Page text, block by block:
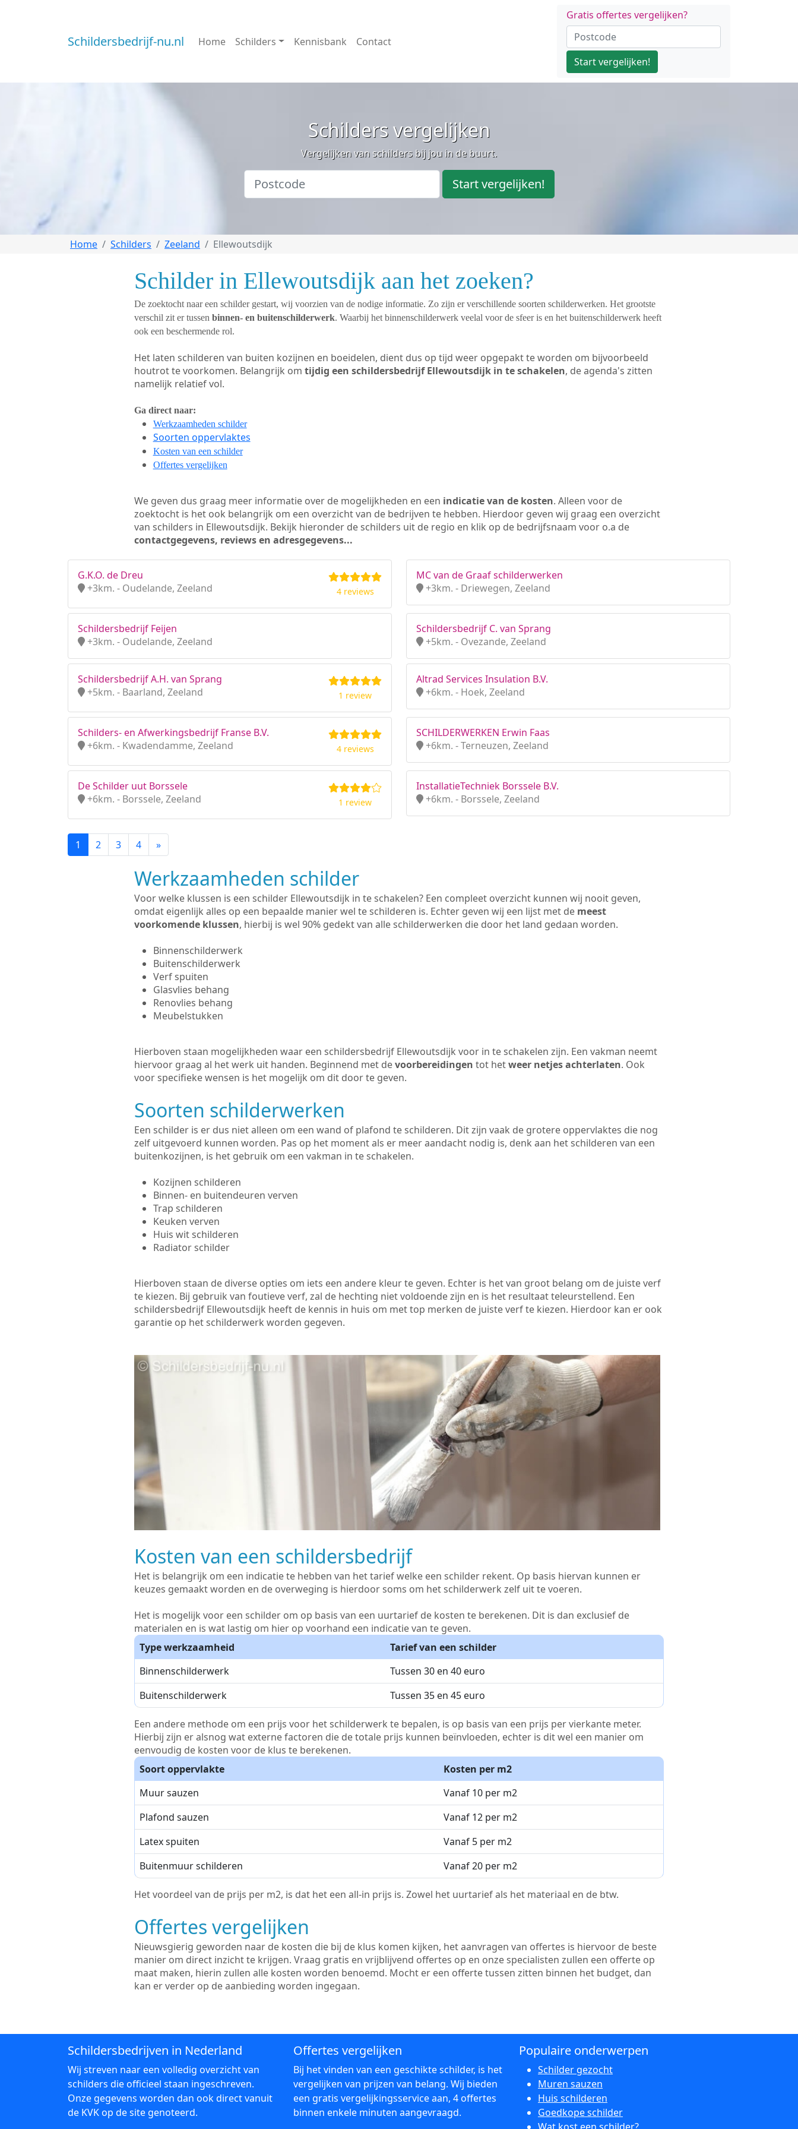
Schildersbedrijf-nu.nl Home Schilders Kennisbank Contact
Gratis offertes vergelijken?
Start vergelijken!
Schilders vergelijken
Vergelijken van schilders bij jou in de buurt.
Start vergelijken!
Home Schilders Zeeland Ellewoutsdijk
Schilder in Ellewoutsdijk aan het zoeken?
De zoektocht naar een schilder gestart, wij voorzien van de nodige informatie. Zo zijn er verschillende soorten schilderwerken. Het grootste
verschil zit er tussen binnen- en buitenschilderwerk. Waarbij het binnenschilderwerk veelal voor de sfeer is en het buitenschilderwerk heeft
ook een beschermende rol.
Het laten schilderen van buiten kozijnen en boeidelen, dient dus op tijd weer opgepakt te worden om bijvoorbeeld
houtrot te voorkomen. Belangrijk om tijdig een schildersbedrijf Ellewoutsdijk in te schakelen, de agenda's zitten
namelijk relatief vol.
Ga direct naar:
Werkzaamheden schilder
Soorten oppervlaktes
Kosten van een schilder
Offertes vergelijken
We geven dus graag meer informatie over de mogelijkheden en een indicatie van de kosten. Alleen voor de
zoektocht is het ook belangrijk om een overzicht van de bedrijven te hebben. Hierdoor geven wij graag een overzicht
van schilders in Ellewoutsdijk. Bekijk hieronder de schilders uit de regio en klik op de bedrijfsnaam voor o.a de
contactgegevens, reviews en adresgegevens...
G.K.O. de Dreu
+3km. - Oudelande, Zeeland
4 reviews
MC van de Graaf schilderwerken
+3km. - Driewegen, Zeeland
Schildersbedrijf Feijen
+3km. - Oudelande, Zeeland
Schildersbedrijf C. van Sprang
+5km. - Ovezande, Zeeland
Schildersbedrijf A.H. van Sprang
+5km. - Baarland, Zeeland
1 review
Altrad Services Insulation B.V.
+6km. - Hoek, Zeeland
Schilders- en Afwerkingsbedrijf Franse B.V.
+6km. - Kwadendamme, Zeeland
4 reviews
SCHILDERWERKEN Erwin Faas
+6km. - Terneuzen, Zeeland
De Schilder uut Borssele
+6km. - Borssele, Zeeland
1 review
InstallatieTechniek Borssele B.V.
+6km. - Borssele, Zeeland
1 2 3 4 »
Werkzaamheden schilder
Voor welke klussen is een schilder Ellewoutsdijk in te schakelen? Een compleet overzicht kunnen wij nooit geven,
omdat eigenlijk alles op een bepaalde manier wel te schilderen is. Echter geven wij een lijst met de meest
voorkomende klussen, hierbij is wel 90% gedekt van alle schilderwerken die door het land gedaan worden.
Binnenschilderwerk
Buitenschilderwerk
Verf spuiten
Glasvlies behang
Renovlies behang
Meubelstukken
Hierboven staan mogelijkheden waar een schildersbedrijf Ellewoutsdijk voor in te schakelen zijn. Een vakman neemt
hiervoor graag al het werk uit handen. Beginnend met devoorbereidingen tot hetweer netjes achterlaten. Ook
voor specifieke wensen is het mogelijk om dit door te geven.
Soorten schilderwerken
Een schilder is er dus niet alleen om een wand of plafond te schilderen. Dit zijn vaak de grotere oppervlaktes die nog
zelf uitgevoerd kunnen worden. Pas op het moment als er meer aandacht nodig is, denk aan het schilderen van een
buitenkozijnen, is het gebruik om een vakman in te schakelen.
Kozijnen schilderen
Binnen- en buitendeuren verven
Trap schilderen
Keuken verven
Huis wit schilderen
Radiator schilder
Hierboven staan de diverse opties om iets een andere kleur te geven. Echter is het van groot belang om de juiste verf
te kiezen. Bij gebruik van foutieve verf, zal de hechting niet voldoende zijn en is het resultaat teleurstellend. Een
schildersbedrijf Ellewoutsdijk heeft de kennis in huis om met top merken de juiste verf te kiezen. Hierdoor kan er ook
garantie op het schilderwerk worden gegeven.
Kosten van een schildersbedrijf
Het is belangrijk om een indicatie te hebben van het tarief welke een schilder rekent. Op basis hiervan kunnen er
keuzes gemaakt worden en de overweging is hierdoor soms om het schilderwerk zelf uit te voeren.
Het is mogelijk voor een schilder om op basis van een uurtarief de kosten te berekenen. Dit is dan exclusief de
materialen en is wat lastig om hier op voorhand een indicatie van te geven.
Type werkzaamheid
Tarief van een schilder
Binnenschilderwerk
Tussen 30 en 40 euro
Buitenschilderwerk
Tussen 35 en 45 euro
Een andere methode om een prijs voor het schilderwerk te bepalen, is op basis van een prijs per vierkante meter.
Hierbij zijn er alsnog wat externe factoren die de totale prijs kunnen beïnvloeden, echter is dit wel een manier om
eenvoudig de kosten voor de klus te berekenen.
Soort oppervlakte
Kosten per m2
Muur sauzen
Vanaf 10 per m2
Plafond sauzen
Vanaf 12 per m2
Latex spuiten
Vanaf 5 per m2
Buitenmuur schilderen
Vanaf 20 per m2
Het voordeel van de prijs per m2, is dat het een all-in prijs is. Zowel het uurtarief als het materiaal en de btw.
Offertes vergelijken
Nieuwsgierig geworden naar de kosten die bij de klus komen kijken, het aanvragen van offertes is hiervoor de beste
manier om direct inzicht te krijgen. Vraag gratis en vrijblijvend offertes op en onze specialisten zullen een offerte op
maat maken, hierin zullen alle kosten worden benoemd. Mocht er een offerte tussen zitten binnen het budget, dan
kan er verder op de aanbieding worden ingegaan.
Schildersbedrijven in Nederland
Wij streven naar een volledig overzicht van
schilders die officieel staan ingeschreven.
Onze gegevens worden dan ook direct vanuit
de KVK op de site genoteerd.
Offertes vergelijken
Bij het vinden van een geschikte schilder, is het
vergelijken van prijzen van belang. Wij bieden
een gratis vergelijkingsservice aan, 4 offertes
binnen enkele minuten aangevraagd.
Populaire onderwerpen
Schilder gezocht
Muren sauzen
Huis schilderen
Goedkope schilder